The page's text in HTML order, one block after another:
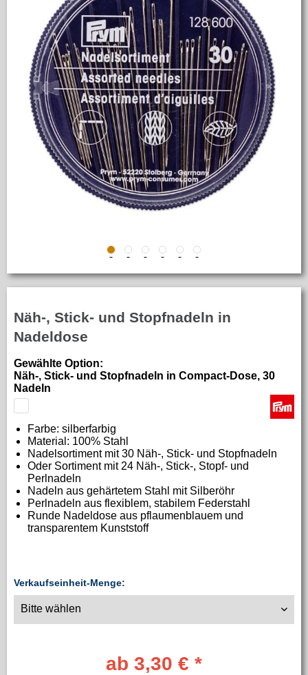
Näh-, Stick- und Stopfnadeln in
Nadeldose
Gewählte Option:
Näh-, Stick- und Stopfnadeln in Compact-Dose, 30
Nadeln
Farbe: silberfarbig
Material: 100% Stahl
Nadelsortiment mit 30 Näh-, Stick- und Stopfnadeln
Oder Sortiment mit 24 Näh-, Stick-, Stopf- und
Perlnadeln
Nadeln aus gehärtetem Stahl mit Silberöhr
Perlnadeln aus flexiblem, stabilem Federstahl
Runde Nadeldose aus pflaumenblauem und
transparentem Kunststoff
Verkaufseinheit-Menge:
ab 3,30 € *